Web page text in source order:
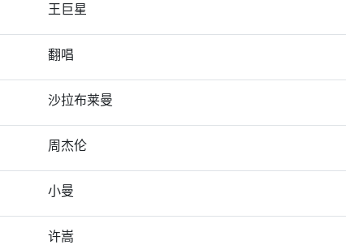
王巨星
翻唱
沙拉布莱曼
周杰伦
小曼
许嵩